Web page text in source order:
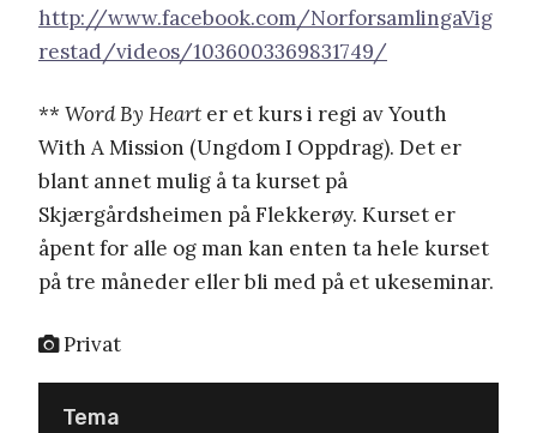
http://www.facebook.com/NorforsamlingaVig
restad/videos/1036003369831749/
** Word By Heart er et kurs i regi av Youth
With A Mission (Ungdom I Oppdrag). Det er
blant annet mulig å ta kurset på
Skjærgårdsheimen på Flekkerøy. Kurset er
åpent for alle og man kan enten ta hele kurset
på tre måneder eller bli med på et ukeseminar.
Privat
Tema